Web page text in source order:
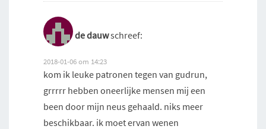
de dauwschreef:
2018-01-06 om 14:23
kom ik leuke patronen tegen van gudrun,
grrrrr hebben oneerlijke mensen mij een
been door mijn neus gehaald. niks meer
beschikbaar. ik moet ervan wenen